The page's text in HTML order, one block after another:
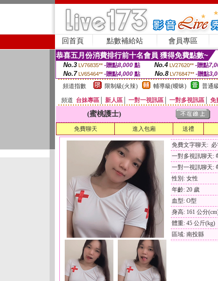
回首頁 點數補給站 會員專區
恭喜五月份消費排行前十名會員 獲得免費點數~
No.3 LV76835** -贈點8,000點 No.4 LV27620** -贈點
No.7 LV65464** -贈點4,000 點 No.8 LV76847** -贈點
頻道指數
限制級(火辣) 輔導級(曖昧) 普通
頻道 台妹專區 新人區 一對一視訊區 一對多視訊區 免
(蜜桃護士)
免費聊天 進入包廂 送禮
免費文字聊天:
一對多視訊聊天:
一對一視訊聊天:
性別: 女性
年齡: 20 歲
血型: O型
身高: 161 公分
體重: 45 公斤(kg)
區域: 南投縣